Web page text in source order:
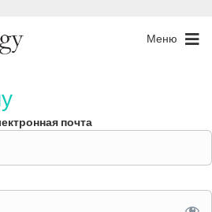
Меню
почта